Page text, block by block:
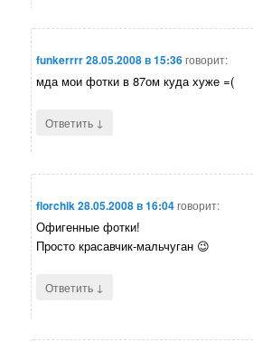
funkerrrr28.05.2008 в 15:36говорит:
мда мои фотки в 87ом куда хуже =(
Ответить ↓
florchik28.05.2008 в 16:04говорит:
Офигенные фотки!
Просто красавчик-мальчуган 😉
Ответить ↓